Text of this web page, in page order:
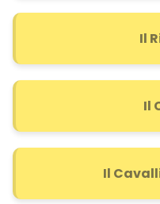
Il
Il
Il